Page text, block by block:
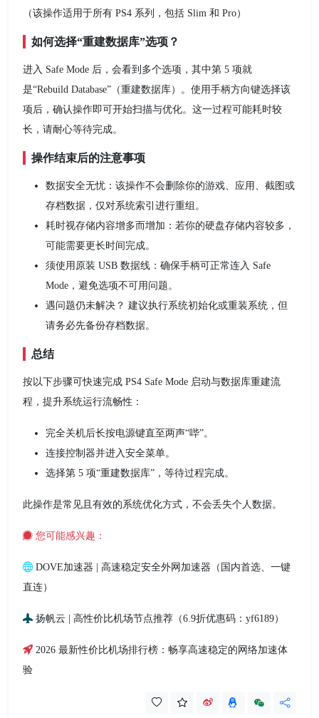
（该操作适用于所有 PS4 系列，包括 Slim 和 Pro）
如何选择“重建数据库”选项？
进入 Safe Mode 后，会看到多个选项，其中第 5 项就
是“Rebuild Database”（重建数据库）。使用手柄方向键选择该
项后，确认操作即可开始扫描与优化。这一过程可能耗时较
长，请耐心等待完成。
操作结束后的注意事项
数据安全无忧：该操作不会删除你的游戏、应用、截图或
存档数据，仅对系统索引进行重组。
耗时视存储内容增多而增加：若你的硬盘存储内容较多，
可能需要更长时间完成。
须使用原装 USB 数据线：确保手柄可正常连入 Safe
Mode，避免选项不可用问题。
遇问题仍未解决？ 建议执行系统初始化或重装系统，但
请务必先备份存档数据。
总结
按以下步骤可快速完成 PS4 Safe Mode 启动与数据库重建流
程，提升系统运行流畅性：
完全关机后长按电源键直至两声“哔”。
连接控制器并进入安全菜单。
选择第 5 项“重建数据库”，等待过程完成。
此操作是常见且有效的系统优化方式，不会丢失个人数据。
您可能感兴趣：
DOVE加速器 | 高速稳定安全外网加速器（国内首选、一键
直连）
扬帆云 | 高性价比机场节点推荐（6.9折优惠码：yf6189）
2026 最新性价比机场排行榜：畅享高速稳定的网络加速体
验